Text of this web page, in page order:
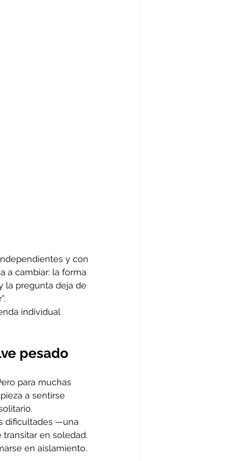
y con
a cambiar: la forma
la pregunta deja de
individual
pesado
para muchas
a sentirse
dificultades —una
en soledad.
en aislamiento.